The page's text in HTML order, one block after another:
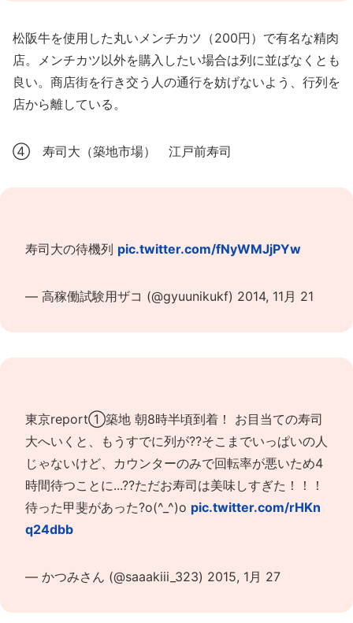
松阪牛を使用した丸いメンチカツ（200円）で有名な精肉
店。メンチカツ以外を購入したい場合は列に並ばなくとも
良い。商店街を行き交う人の通行を妨げないよう、行列を
店から離している。
④ 寿司大（築地市場） 江戸前寿司
寿司大の待機列 pic.twitter.com/fNyWMJjPYw
— 高稼働試験用ザコ (@gyuunikukf) 2014, 11月 21
東京report①築地 朝8時半頃到着！ お目当ての寿司
大へいくと、もうすでに列が??そこまでいっぱいの人
じゃないけど、カウンターのみで回転率が悪いため4
時間待つことに...??ただお寿司は美味しすぎた！！！
待った甲斐があった?o(^_^)o pic.twitter.com/rHKn
q24dbb
— かつみさん (@saaakiii_323) 2015, 1月 27